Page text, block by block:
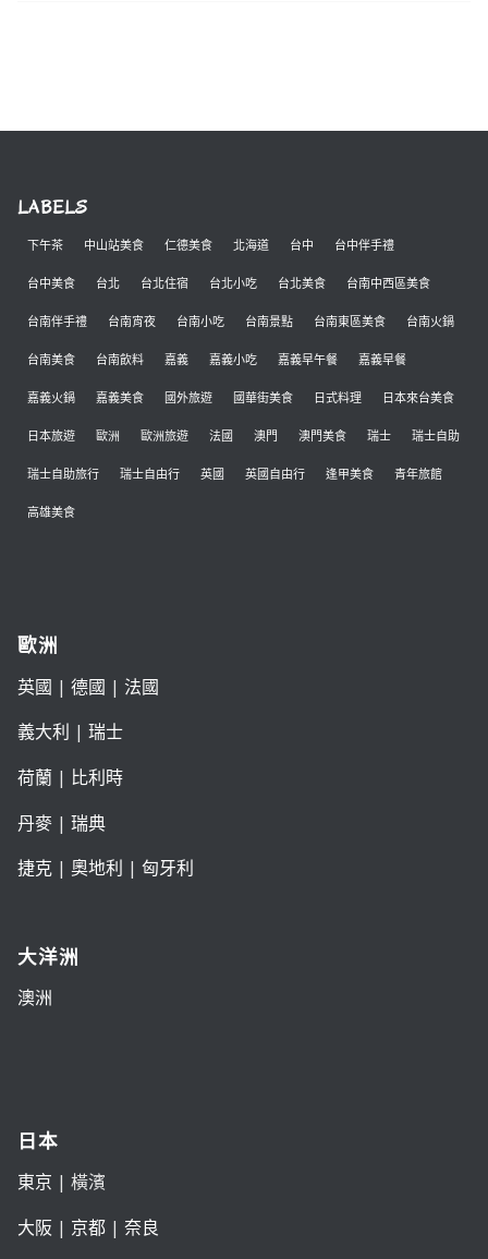
LABELS
下午茶 中山站美食 仁德美食 北海道 台中 台中伴手禮
台中美食 台北 台北住宿 台北小吃 台北美食 台南中西區美食
台南伴手禮 台南宵夜 台南小吃 台南景點 台南東區美食 台南火鍋
台南美食 台南飲料 嘉義 嘉義小吃 嘉義早午餐 嘉義早餐
嘉義火鍋 嘉義美食 國外旅遊 國華街美食 日式料理 日本來台美食
日本旅遊 歐洲 歐洲旅遊 法國 澳門 澳門美食 瑞士 瑞士自助
瑞士自助旅行 瑞士自由行 英國 英國自由行 逢甲美食 青年旅館
高雄美食
歐洲
英國 | 德國 | 法國
義大利 | 瑞士
荷蘭| 比利時
丹麥| 瑞典
捷克| 奧地利 | 匈牙利
大洋洲
澳洲
日本
東京 | 橫濱
大阪 | 京都| 奈良